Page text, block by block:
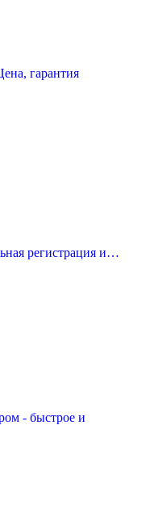
гарантия
регистрация и…
- быстрое и